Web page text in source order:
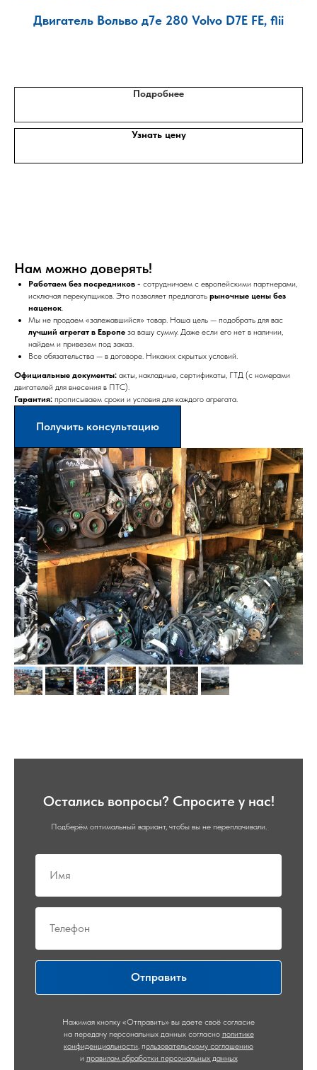
Двигатель Вольво д7е 280 Volvo D7E FE, flii
Подробнее
Узнать цену
Нам можно доверять!
Работаем без посредников - сотрудничаем с европейскими партнерами,
исключая перекупщиков. Это позволяет предлагать рыночные цены без
наценок.
Мы не продаем «залежавшийся» товар. Наша цель — подобрать для вас
лучший агрегат в Европе за вашу сумму. Даже если его нет в наличии,
найдем и привезем под заказ.
Все обязательства — в договоре. Никаких скрытых условий.
Официальные документы: акты, накладные, сертификаты, ГТД (с номерами
двигателей для внесения в ПТС).
Гарантия: прописываем сроки и условия для каждого агрегата.
Получить консультацию
Остались вопросы? Спросите у нас!
Подберём оптимальный вариант, чтобы вы не переплачивали.
Отправить
Нажимая кнопку «Отправить» вы даете своё согласие
на передачу персональных данных согласно политике
конфиденциальности, пользовательскому соглашению
и правилам обработки персональных данных